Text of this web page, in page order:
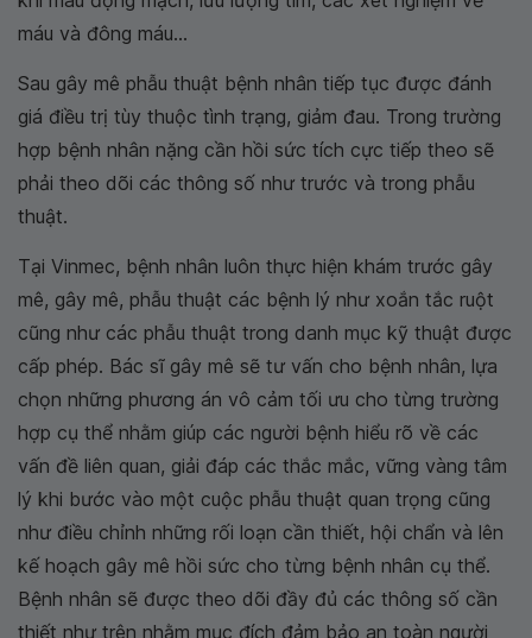
máu và đông máu...
Sau gây mê phẫu thuật bệnh nhân tiếp tục được đánh
giá điều trị tùy thuộc tình trạng, giảm đau. Trong trường
hợp bệnh nhân nặng cần hồi sức tích cực tiếp theo sẽ
phải theo dõi các thông số như trước và trong phẫu
thuật.
Tại Vinmec, bệnh nhân luôn thực hiện khám trước gây
mê, gây mê, phẫu thuật các bệnh lý như xoắn tắc ruột
cũng như các phẫu thuật trong danh mục kỹ thuật được
cấp phép. Bác sĩ gây mê sẽ tư vấn cho bệnh nhân, lựa
chọn những phương án vô cảm tối ưu cho từng trường
hợp cụ thể nhằm giúp các người bệnh hiểu rõ về các
vấn đề liên quan, giải đáp các thắc mắc, vững vàng tâm
lý khi bước vào một cuộc phẫu thuật quan trọng cũng
như điều chỉnh những rối loạn cần thiết, hội chẩn và lên
kế hoạch gây mê hồi sức cho từng bệnh nhân cụ thể.
Bệnh nhân sẽ được theo dõi đầy đủ các thông số cần
thiết như trên nhằm mục đích đảm bảo an toàn người